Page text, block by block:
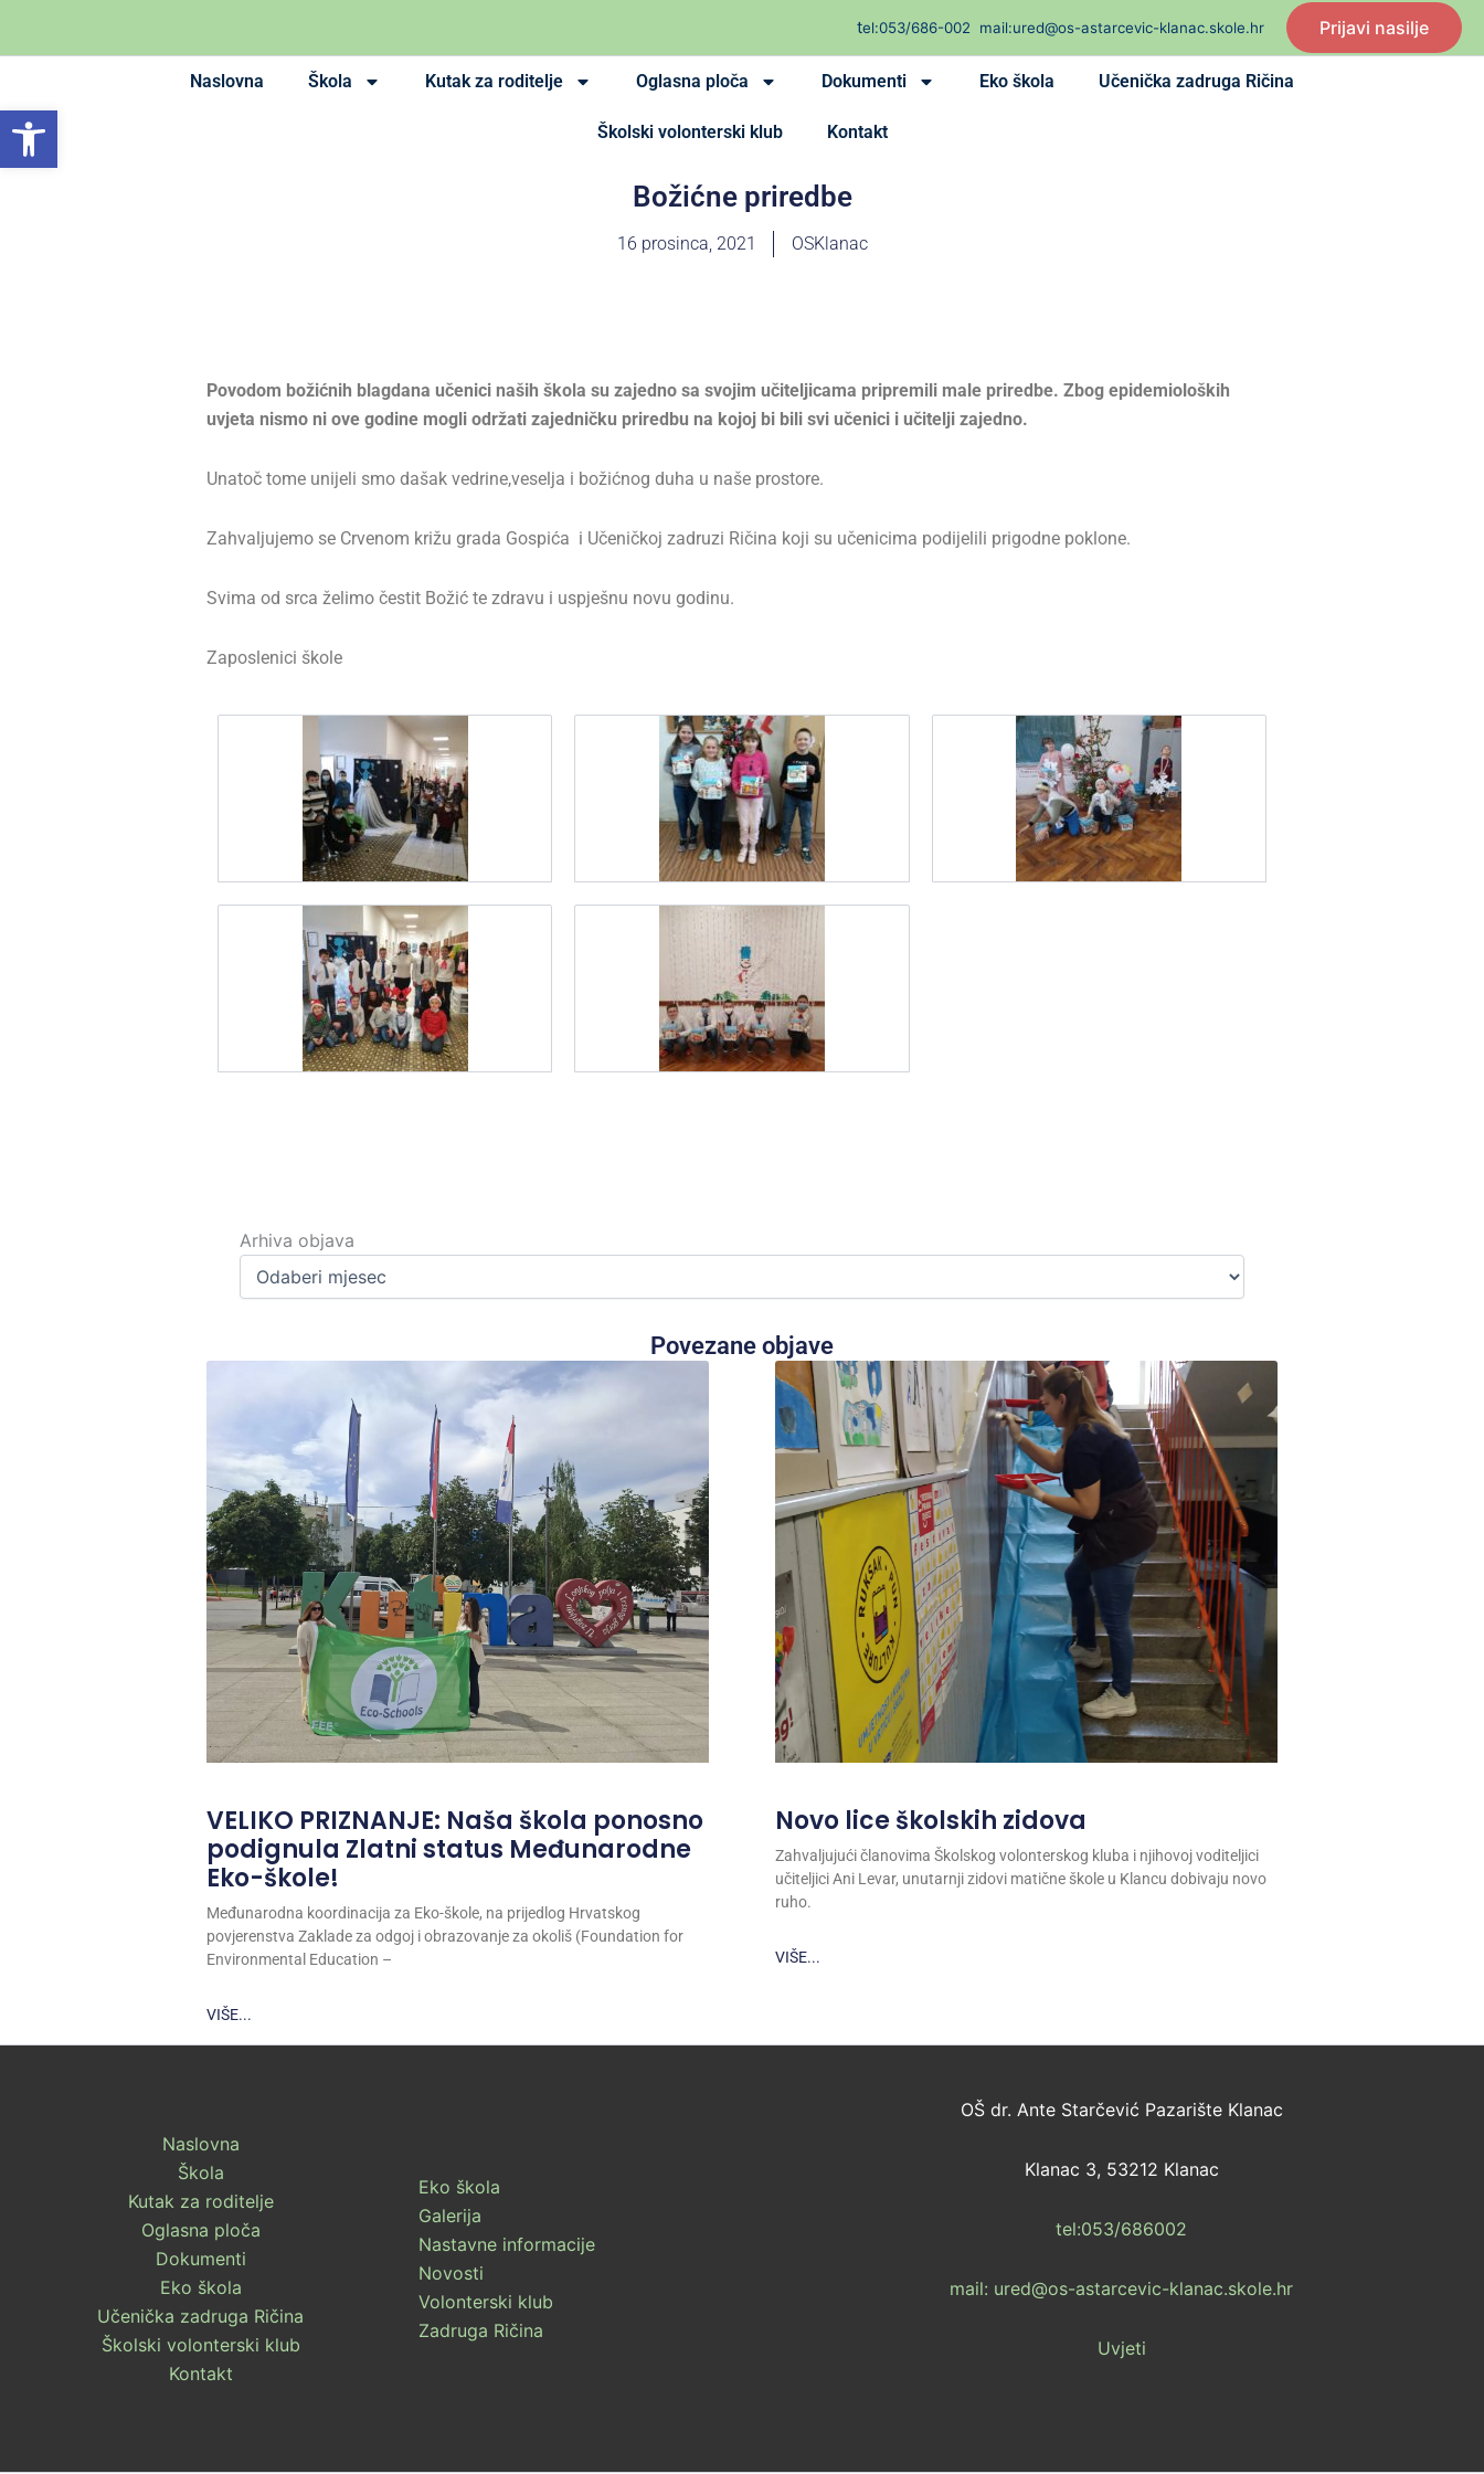
Open toolbar
tel:053/686-002 mail:ured@os-astarcevic-klanac.skole.hr Prijavi nasilje
Naslovna Škola Kutak za roditelje Oglasna ploča Dokumenti Eko škola Učenička zadruga Ričina
Školski volonterski klub Kontakt
Božićne priredbe
16 prosinca, 2021 OSKlanac
Povodom božićnih blagdana učenici naših škola su zajedno sa svojim učiteljicama pripremili male priredbe. Zbog epidemioloških
uvjeta nismo ni ove godine mogli održati zajedničku priredbu na kojoj bi bili svi učenici i učitelji zajedno.
Unatoč tome unijeli smo dašak vedrine,veselja i božićnog duha u naše prostore.
Zahvaljujemo se Crvenom križu grada Gospića i Učeničkoj zadruzi Ričina koji su učenicima podijelili prigodne poklone.
Svima od srca želimo čestit Božić te zdravu i uspješnu novu godinu.
Zaposlenici škole
Arhiva objava
Povezane objave
VELIKO PRIZNANJE: Naša škola ponosno
podignula Zlatni status Međunarodne
Eko-škole!
Međunarodna koordinacija za Eko-škole, na prijedlog Hrvatskog
povjerenstva Zaklade za odgoj i obrazovanje za okoliš (Foundation for
Environmental Education –
VIŠE...
Novo lice školskih zidova
Zahvaljujući članovima Školskog volonterskog kluba i njihovoj voditeljici
učiteljici Ani Levar, unutarnji zidovi matične škole u Klancu dobivaju novo
ruho.
VIŠE...
Naslovna
Škola
Kutak za roditelje
Oglasna ploča
Dokumenti
Eko škola
Učenička zadruga Ričina
Školski volonterski klub
Kontakt
Eko škola
Galerija
Nastavne informacije
Novosti
Volonterski klub
Zadruga Ričina
OŠ dr. Ante Starčević Pazarište Klanac
Klanac 3, 53212 Klanac
tel:053/686002
mail: ured@os-astarcevic-klanac.skole.hr
Uvjeti